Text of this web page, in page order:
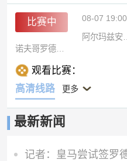
比赛中 08-07 19:00
阿尔玛兹安泰青年队
观看比赛：
高清线路
更多
最新新闻